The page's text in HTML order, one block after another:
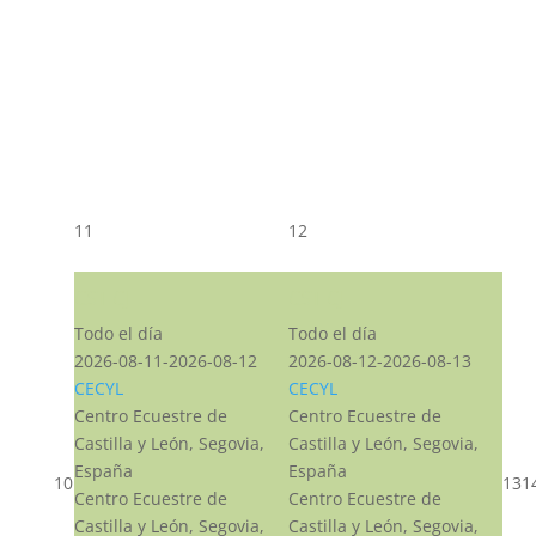
10
11
Todo el día
2026-08-11-2026-08-12
CECYL
Centro Ecuestre de
Castilla y León, Segovia,
España
Centro Ecuestre de
Castilla y León, Segovia,
12
Todo el día
2026-08-12-2026-08-13
CECYL
Centro Ecuestre de
Castilla y León, Segovia,
España
Centro Ecuestre de
Castilla y León, Segovia,
13